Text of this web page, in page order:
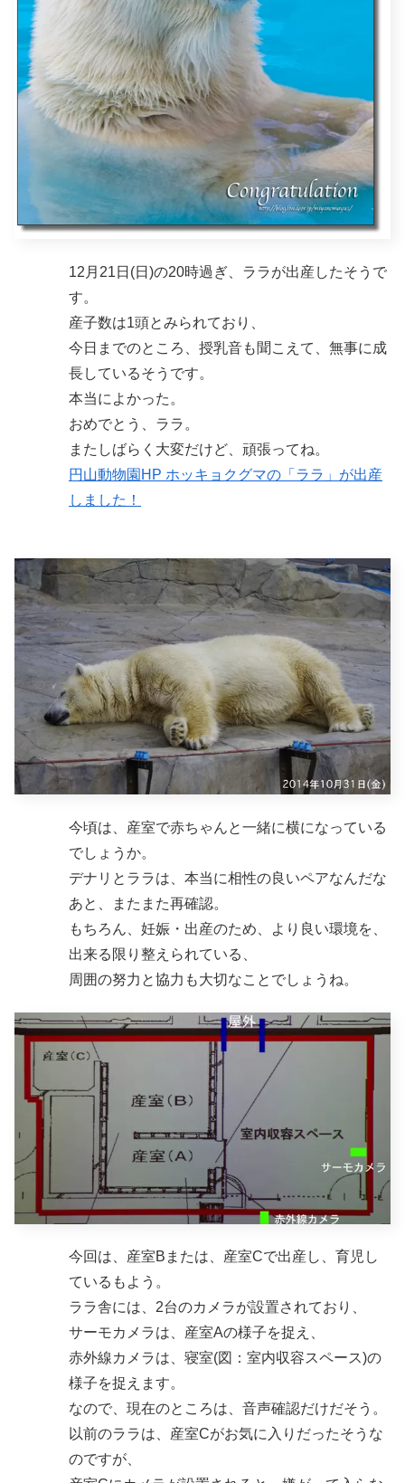
12月21日(日)の20時過ぎ、ララが出産したそうで
す。
産子数は1頭とみられており、
今日までのところ、授乳音も聞こえて、無事に成
長しているそうです。
本当によかった。
おめでとう、ララ。
またしばらく大変だけど、頑張ってね。
円山動物園HP ホッキョクグマの「ララ」が出産
しました！
今頃は、産室で赤ちゃんと一緒に横になっている
でしょうか。
デナリとララは、本当に相性の良いペアなんだな
あと、またまた再確認。
もちろん、妊娠・出産のため、より良い環境を、
出来る限り整えられている、
周囲の努力と協力も大切なことでしょうね。
今回は、産室Bまたは、産室Cで出産し、育児し
ているもよう。
ララ舎には、2台のカメラが設置されており、
サーモカメラは、産室Aの様子を捉え、
赤外線カメラは、寝室(図：室内収容スペース)の
様子を捉えます。
なので、現在のところは、音声確認だけだそう。
以前のララは、産室Cがお気に入りだったそうな
のですが、